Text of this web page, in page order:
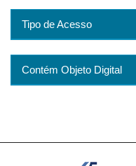
Tipo de Acesso
Contém Objeto Digital